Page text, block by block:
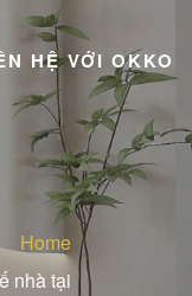
HỆ VỚI OKKO
Home
nhà tại